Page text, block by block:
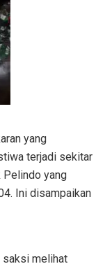
yang
terjadi sekitar
Pelindo yang
Ini disampaikan
saksi melihat